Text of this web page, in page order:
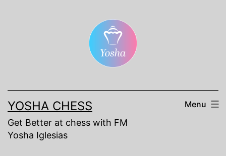
YOSHA CHESS
Get Better at chess with FM
Yosha Iglesias
Menu